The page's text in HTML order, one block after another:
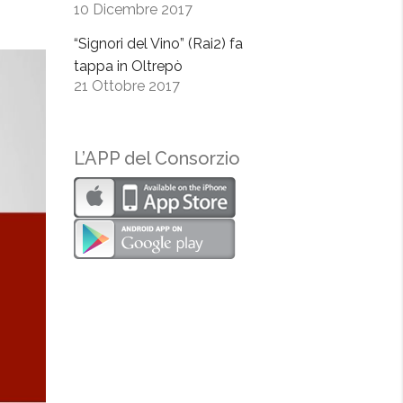
10 Dicembre 2017
“Signori del Vino” (Rai2) fa
tappa in Oltrepò
21 Ottobre 2017
L’APP del Consorzio